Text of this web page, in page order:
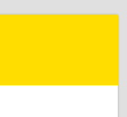
- Алания Респ,